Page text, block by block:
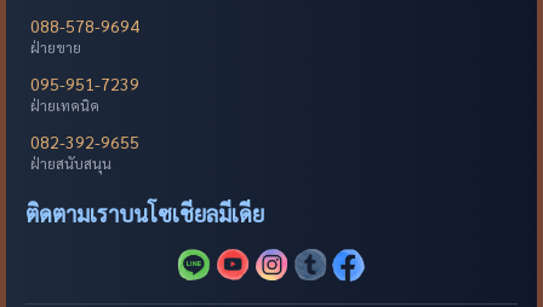
088-578-9694
ฝ่ายขาย
095-951-7239
ฝ่ายเทคนิค
082-392-9655
ฝ่ายสนับสนุน
ติดตามเราบนโซเชียลมีเดีย